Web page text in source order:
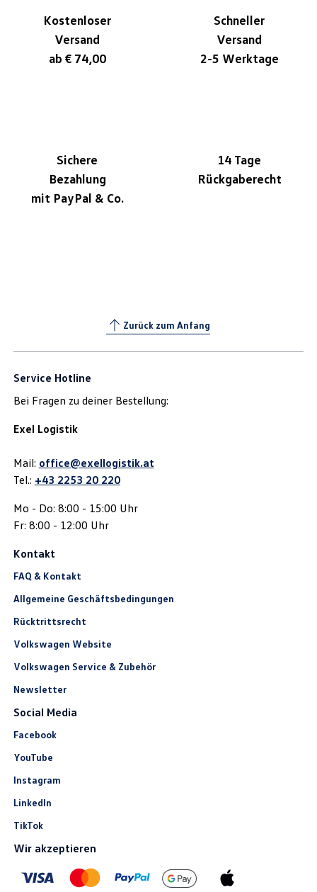
Kostenloser
Versand
ab € 74,00
Schneller
Versand
2-5 Werktage
Sichere
Bezahlung
mit PayPal & Co.
14 Tage
Rückgaberecht
Zurück zum Anfang
Service Hotline
Bei Fragen zu deiner Bestellung:
Exel Logistik
Mail: office@exellogistik.at
Tel.: +43 2253 20 220
Mo - Do: 8:00 - 15:00 Uhr
Fr: 8:00 - 12:00 Uhr
Kontakt
FAQ & Kontakt
Allgemeine Geschäftsbedingungen
Rücktrittsrecht
Volkswagen Website
Volkswagen Service & Zubehör
Newsletter
Social Media
Facebook
YouTube
Instagram
LinkedIn
TikTok
Wir akzeptieren